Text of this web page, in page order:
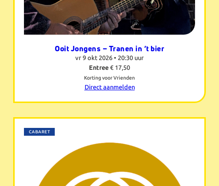
Ooit Jongens – Tranen in ’t bier
vr 9 okt 2026 • 20:30 uur
Entree € 17,50
Korting voor Vrienden
Direct aanmelden
CABARET